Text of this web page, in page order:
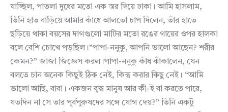
যাচ্ছিল, পাতলা দুধের মতো এক স্তর দিয়ে ঢাকা। আমি হাসলাম,
তিনি হাত বাড়িয়ে আমার কাঁধে আলতো চাপ দিলেন, তাঁর হাতে
ছড়িয়ে থাকা বয়সের দাগগুলো মাটির মতো রঙের গায়ের ওপর হালকা
বলে বেশি চোখে পড়ছিল।”পাপা-ননুকু, আপনি ভালো আছেন? শরীর
কেমন?” জাজা জিজ্ঞেস করল।পাপা-ননুকু কাঁধ ঝাঁকালেন, যেন
বলতে চান অনেক কিছুই ঠিক নেই, কিন্তু করার কিছু নেই। “আমি
ভালো আছি, বাবা। একজন বৃদ্ধ মানুষ আর কী-ই বা করতে পারে,
যতদিন না সে তার পূর্বপুরুষদের সঙ্গে যোগ দেয়?” তিনি একটু